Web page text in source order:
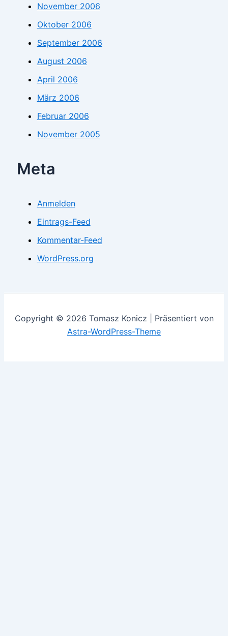
November 2006
Oktober 2006
September 2006
August 2006
April 2006
März 2006
Februar 2006
November 2005
Meta
Anmelden
Eintrags-Feed
Kommentar-Feed
WordPress.org
Copyright © 2026 Tomasz Konicz | Präsentiert von
Astra-WordPress-Theme